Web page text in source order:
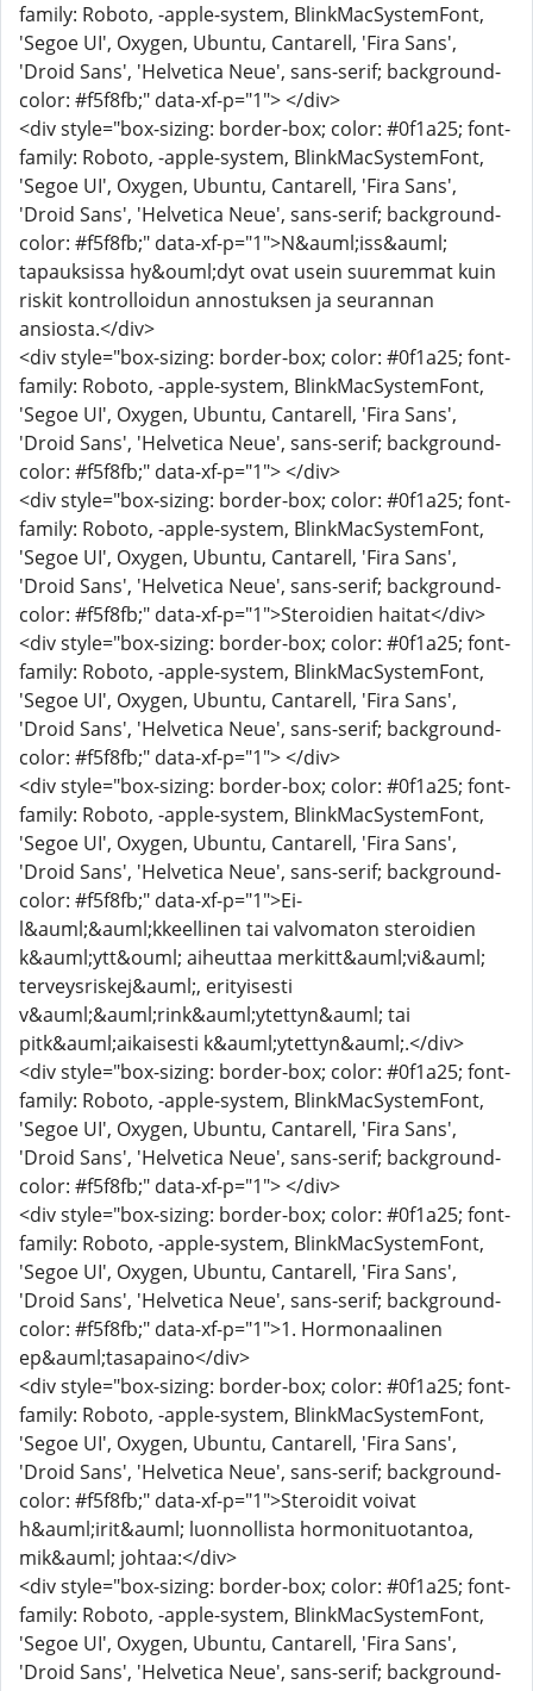
family: Roboto, -apple-system, BlinkMacSystemFont,
'Segoe UI', Oxygen, Ubuntu, Cantarell, 'Fira Sans',
'Droid Sans', 'Helvetica Neue', sans-serif; background-
color: #f5f8fb;" data-xf-p="1"> </div>
<div style="box-sizing: border-box; color: #0f1a25; font-
family: Roboto, -apple-system, BlinkMacSystemFont,
'Segoe UI', Oxygen, Ubuntu, Cantarell, 'Fira Sans',
'Droid Sans', 'Helvetica Neue', sans-serif; background-
color: #f5f8fb;" data-xf-p="1">N&auml;iss&auml;
tapauksissa hy&ouml;dyt ovat usein suuremmat kuin
riskit kontrolloidun annostuksen ja seurannan
ansiosta.</div>
<div style="box-sizing: border-box; color: #0f1a25; font-
family: Roboto, -apple-system, BlinkMacSystemFont,
'Segoe UI', Oxygen, Ubuntu, Cantarell, 'Fira Sans',
'Droid Sans', 'Helvetica Neue', sans-serif; background-
color: #f5f8fb;" data-xf-p="1"> </div>
<div style="box-sizing: border-box; color: #0f1a25; font-
family: Roboto, -apple-system, BlinkMacSystemFont,
'Segoe UI', Oxygen, Ubuntu, Cantarell, 'Fira Sans',
'Droid Sans', 'Helvetica Neue', sans-serif; background-
color: #f5f8fb;" data-xf-p="1">Steroidien haitat</div>
<div style="box-sizing: border-box; color: #0f1a25; font-
family: Roboto, -apple-system, BlinkMacSystemFont,
'Segoe UI', Oxygen, Ubuntu, Cantarell, 'Fira Sans',
'Droid Sans', 'Helvetica Neue', sans-serif; background-
color: #f5f8fb;" data-xf-p="1"> </div>
<div style="box-sizing: border-box; color: #0f1a25; font-
family: Roboto, -apple-system, BlinkMacSystemFont,
'Segoe UI', Oxygen, Ubuntu, Cantarell, 'Fira Sans',
'Droid Sans', 'Helvetica Neue', sans-serif; background-
color: #f5f8fb;" data-xf-p="1">Ei-
l&auml;&auml;kkeellinen tai valvomaton steroidien
k&auml;ytt&ouml; aiheuttaa merkitt&auml;vi&auml;
terveysriskej&auml;, erityisesti
v&auml;&auml;rink&auml;ytettyn&auml; tai
pitk&auml;aikaisesti k&auml;ytettyn&auml;.</div>
<div style="box-sizing: border-box; color: #0f1a25; font-
family: Roboto, -apple-system, BlinkMacSystemFont,
'Segoe UI', Oxygen, Ubuntu, Cantarell, 'Fira Sans',
'Droid Sans', 'Helvetica Neue', sans-serif; background-
color: #f5f8fb;" data-xf-p="1"> </div>
<div style="box-sizing: border-box; color: #0f1a25; font-
family: Roboto, -apple-system, BlinkMacSystemFont,
'Segoe UI', Oxygen, Ubuntu, Cantarell, 'Fira Sans',
'Droid Sans', 'Helvetica Neue', sans-serif; background-
color: #f5f8fb;" data-xf-p="1">1. Hormonaalinen
ep&auml;tasapaino</div>
<div style="box-sizing: border-box; color: #0f1a25; font-
family: Roboto, -apple-system, BlinkMacSystemFont,
'Segoe UI', Oxygen, Ubuntu, Cantarell, 'Fira Sans',
'Droid Sans', 'Helvetica Neue', sans-serif; background-
color: #f5f8fb;" data-xf-p="1">Steroidit voivat
h&auml;irit&auml; luonnollista hormonituotantoa,
mik&auml; johtaa:</div>
<div style="box-sizing: border-box; color: #0f1a25; font-
family: Roboto, -apple-system, BlinkMacSystemFont,
'Segoe UI', Oxygen, Ubuntu, Cantarell, 'Fira Sans',
'Droid Sans', 'Helvetica Neue', sans-serif; background-